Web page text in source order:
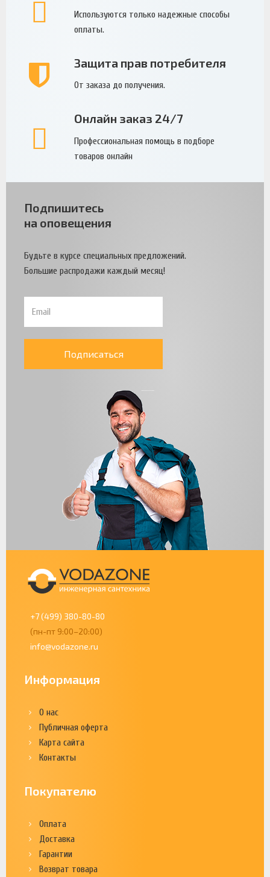
Используются только надежные способы
оплаты.
Защита прав потребителя
От заказа до получения.
Онлайн заказ 24/7
Профессиональная помощь в подборе
товаров онлайн
Подпишитесь
на оповещения
Будьте в курсе специальных предложений.
Большие распродажи каждый месяц!
Подписаться
+7 (499) 380-80-80
(пн-пт 9:00–20:00)
info@vodazone.ru
Информация
О нас
Публичная оферта
Карта сайта
Контакты
Покупателю
Оплата
Доставка
Гарантии
Возврат товара